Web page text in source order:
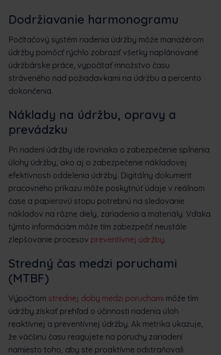
Dodržiavanie harmonogramu
Počítačový systém riadenia údržby môže manažérom
údržby pomôcť rýchlo zobraziť všetky naplánované
údržbárske práce, vypočítať množstvo času
stráveného nad požiadavkami na údržbu a percento
dokončenia.
Náklady na údržbu, opravy a
prevádzku
Pri riadení údržby ide rovnako o zabezpečenie splnenia
úlohy údržby, ako aj o zabezpečenie nákladovej
efektívnosti oddelenia údržby. Digitálny dokument
pracovného príkazu môže poskytnúť údaje v reálnom
čase a papierovú stopu potrebnú na sledovanie
nákladov na rôzne diely, zariadenia a materiály. Vďaka
týmto informáciám môže tím zabezpečiť neustále
zlepšovanie procesov preventívnej údržby.
Stredný čas medzi poruchami
(MTBF)
Výpočtom strednej doby medzi poruchami môže tím
údržby získať prehľad o účinnosti riadenia úloh
reaktívnej a preventívnej údržby. Ak metrika ukazuje,
že väčšinu času reagujete na poruchy zariadení
namiesto toho, aby ste proaktívne odstraňovali